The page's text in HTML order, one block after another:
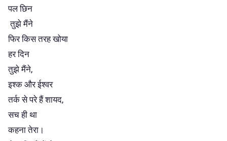
पल छिन
तुझे मैंने
फिर किस तरह खोया
हर दिन
तुझे मैंने,
इश्क और ईश्वर
तर्क से परे हैं शायद,
सच ही था
कहना तेरा।